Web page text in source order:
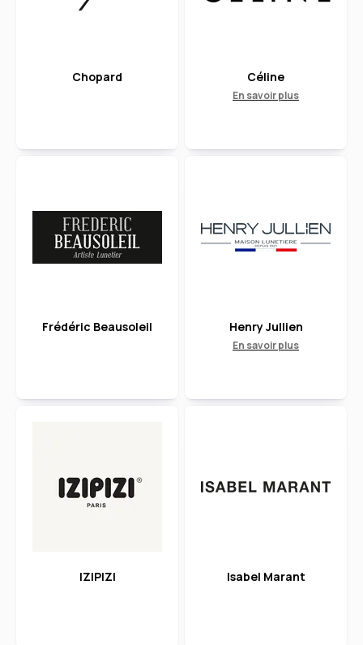
Chopard Céline
En savoir plus
Frédéric Beausoleil Henry Jullien
En savoir plus
IZIPIZI Isabel Marant